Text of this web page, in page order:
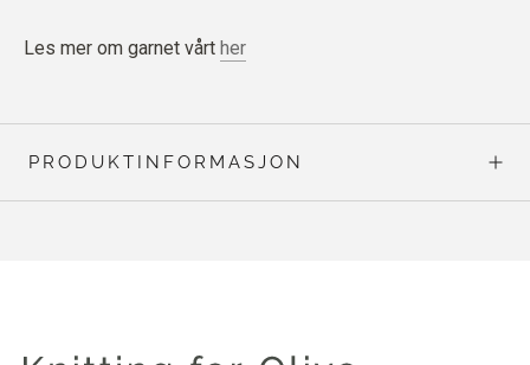
Les mer om garnet vårt her
PRODUKTINFORMASJON